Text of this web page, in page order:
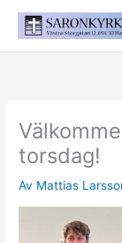
torsdag!
Av Mattias